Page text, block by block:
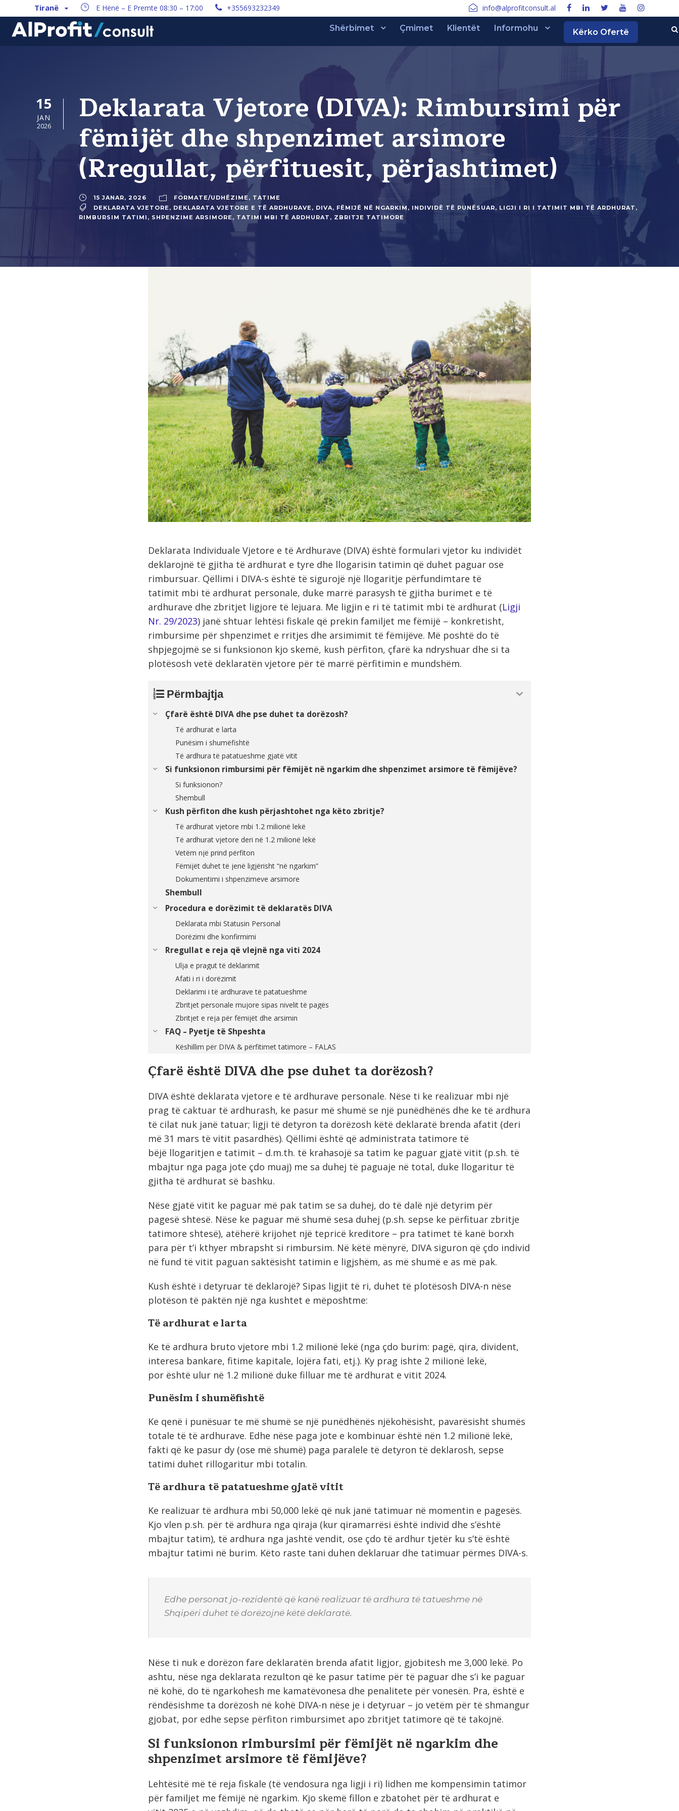
Tiranë E Hënë – E Premte 08:30 – 17:00 +355693232349 info@alprofitconsult.al
Shërbimet Çmimet Klientët Informohu Kërko Ofertë
15
JAN
2026 Deklarata Vjetore (DIVA): Rimbursimi për
fëmijët dhe shpenzimet arsimore
(Rregullat, përfituesit, përjashtimet)
15 JANAR, 2026 FORMATE/UDHËZIME , TATIME
DEKLARATA VJETORE, DEKLARATA VJETORE E TË ARDHURAVE, DIVA, FËMIJË NË NGARKIM , INDIVIDË TË PUNËSUAR, LIGJI I RI I TATIMIT MBI TË ARDHURAT ,
RIMBURSIM TATIMI , SHPENZIME ARSIMORE , TATIMI MBI TË ARDHURAT , ZBRITJE TATIMORE
Deklarata Individuale Vjetore e të Ardhurave (DIVA) është formulari vjetor ku individët
deklarojnë të gjitha të ardhurat e tyre dhe llogarisin tatimin që duhet paguar ose
rimbursuar. Qëllimi i DIVA-s është të sigurojë një llogaritje përfundimtare të
tatimit mbi të ardhurat personale, duke marrë parasysh të gjitha burimet e të
ardhurave dhe zbritjet ligjore të lejuara. Me ligjin e ri të tatimit mbi të ardhurat (Ligji
Nr. 29/2023) janë shtuar lehtësi fiskale që prekin familjet me fëmijë – konkretisht,
rimbursime për shpenzimet e rritjes dhe arsimimit të fëmijëve. Më poshtë do të
shpjegojmë se si funksionon kjo skemë, kush përfiton, çfarë ka ndryshuar dhe si ta
plotësosh vetë deklaratën vjetore për të marrë përfitimin e mundshëm.
Përmbajtja
Çfarë është DIVA dhe pse duhet ta dorëzosh?
Të ardhurat e larta
Punësim i shumëfishtë
Të ardhura të patatueshme gjatë vitit
Si funksionon rimbursimi për fëmijët në ngarkim dhe shpenzimet arsimore të fëmijëve?
Si funksionon?
Shembull
Kush përfiton dhe kush përjashtohet nga këto zbritje?
Të ardhurat vjetore mbi 1.2 milionë lekë
Të ardhurat vjetore deri në 1.2 milionë lekë
Vetëm një prind përfiton
Fëmijët duhet të jenë ligjërisht “në ngarkim”
Dokumentimi i shpenzimeve arsimore
Shembull
Procedura e dorëzimit të deklaratës DIVA
Deklarata mbi Statusin Personal
Dorëzimi dhe konfirmimi
Rregullat e reja që vlejnë nga viti 2024
Ulja e pragut të deklarimit
Afati i ri i dorëzimit
Deklarimi i të ardhurave të patatueshme
Zbritjet personale mujore sipas nivelit të pagës
Zbritjet e reja për fëmijët dhe arsimin
FAQ – Pyetje të Shpeshta
Këshillim për DIVA & përfitimet tatimore – FALAS
Çfarë është DIVA dhe pse duhet ta dorëzosh?
DIVA është deklarata vjetore e të ardhurave personale. Nëse ti ke realizuar mbi një
prag të caktuar të ardhurash, ke pasur më shumë se një punëdhënës dhe ke të ardhura
të cilat nuk janë tatuar; ligji të detyron ta dorëzosh këtë deklaratë brenda afatit (deri
më 31 mars të vitit pasardhës). Qëllimi është që administrata tatimore të
bëjë llogaritjen e tatimit – d.m.th. të krahasojë sa tatim ke paguar gjatë vitit (p.sh. të
mbajtur nga paga jote çdo muaj) me sa duhej të paguaje në total, duke llogaritur të
gjitha të ardhurat së bashku.
Nëse gjatë vitit ke paguar më pak tatim se sa duhej, do të dalë një detyrim për
pagesë shtesë. Nëse ke paguar më shumë sesa duhej (p.sh. sepse ke përfituar zbritje
tatimore shtesë), atëherë krijohet një tepricë kreditore – pra tatimet të kanë borxh
para për t’i kthyer mbrapsht si rimbursim. Në këtë mënyrë, DIVA siguron që çdo individ
në fund të vitit paguan saktësisht tatimin e ligjshëm, as më shumë e as më pak.
Kush është i detyruar të deklarojë? Sipas ligjit të ri, duhet të plotësosh DIVA-n nëse
plotëson të paktën një nga kushtet e mëposhtme:
Të ardhurat e larta
Ke të ardhura bruto vjetore mbi 1.2 milionë lekë (nga çdo burim: pagë, qira, divident,
interesa bankare, fitime kapitale, lojëra fati, etj.). Ky prag ishte 2 milionë lekë,
por është ulur në 1.2 milionë duke filluar me të ardhurat e vitit 2024.
Punësim i shumëfishtë
Ke qenë i punësuar te më shumë se një punëdhënës njëkohësisht, pavarësisht shumës
totale të të ardhurave. Edhe nëse paga jote e kombinuar është nën 1.2 milionë lekë,
fakti që ke pasur dy (ose më shumë) paga paralele të detyron të deklarosh, sepse
tatimi duhet rillogaritur mbi totalin.
Të ardhura të patatueshme gjatë vitit
Ke realizuar të ardhura mbi 50,000 lekë që nuk janë tatimuar në momentin e pagesës.
Kjo vlen p.sh. për të ardhura nga qiraja (kur qiramarrësi është individ dhe s’është
mbajtur tatim), të ardhura nga jashtë vendit, ose çdo të ardhur tjetër ku s’të është
mbajtur tatimi në burim. Këto raste tani duhen deklaruar dhe tatimuar përmes DIVA-s.
Edhe personat jo-rezidentë që kanë realizuar të ardhura të tatueshme në
Shqipëri duhet të dorëzojnë këtë deklaratë.
Nëse ti nuk e dorëzon fare deklaratën brenda afatit ligjor, gjobitesh me 3,000 lekë. Po
ashtu, nëse nga deklarata rezulton që ke pasur tatime për të paguar dhe s’i ke paguar
në kohë, do të ngarkohesh me kamatëvonesa dhe penalitete për vonesën. Pra, është e
rëndësishme ta dorëzosh në kohë DIVA-n nëse je i detyruar – jo vetëm për të shmangur
gjobat, por edhe sepse përfiton rimbursimet apo zbritjet tatimore që të takojnë.
Si funksionon rimbursimi për fëmijët në ngarkim dhe
shpenzimet arsimore të fëmijëve?
Lehtësitë më të reja fiskale (të vendosura nga ligji i ri) lidhen me kompensimin tatimor
për familjet me fëmijë në ngarkim. Kjo skemë fillon e zbatohet për të ardhurat e